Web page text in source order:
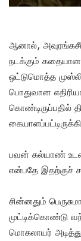
ஆனால்,
நடக்கும்
ஒட்டுமொத்த
பொதுவான
கொண்டிருப்பதில்
பவன் கல்யாண் உடன்
என்பதே இதற்குச்
சின்னதும்
முட்டிக்கொண்டு
மொகலாயர்